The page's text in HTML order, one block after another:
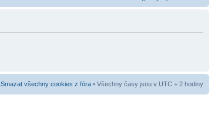
Smazat všechny cookies z fóra • Všechny časy jsou v UTC + 2 hodiny